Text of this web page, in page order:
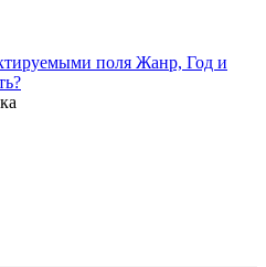
поля Жанр, Год и